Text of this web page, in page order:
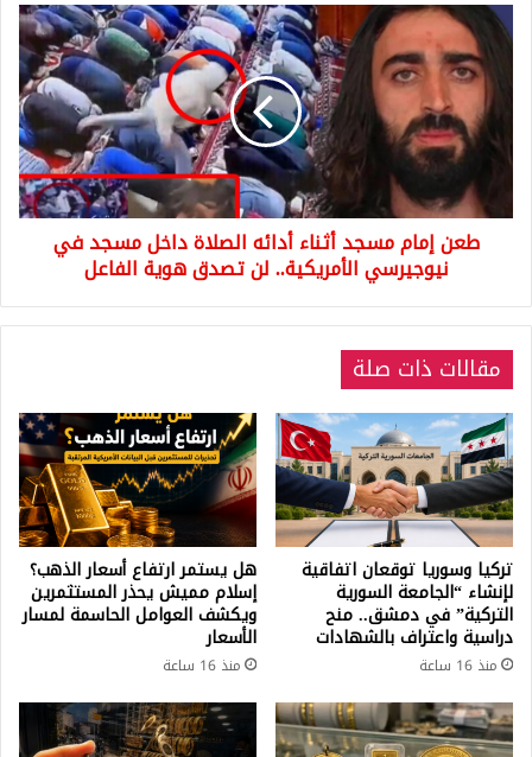
طعن
إمام
مسجد
أدائه
الصلاة
داخل
مسجد
في
نيوجيرسي
تصدق
الفاعل
طعن إمام مسجد أثناء أدائه الصلاة داخل مسجد في
نيوجيرسي الأمريكية.. لن تصدق هوية الفاعل
مقالات ذات صلة
تركيا وسوريا توقعان اتفاقية
لإنشاء “الجامعة السورية
التركية” في دمشق.. منح
دراسية واعتراف بالشهادات
منذ 16 ساعة
هل يستمر ارتفاع أسعار الذهب؟
إسلام مميش يحذر المستثمرين
ويكشف العوامل الحاسمة لمسار
الأسعار
منذ 16 ساعة